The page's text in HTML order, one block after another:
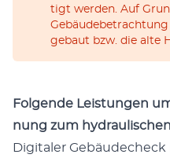
tigt wer­den. Auf
ge­baut bzw. die alte
Fol­gen­de Leis­tun­gen
nung zum
Digi­ta­ler